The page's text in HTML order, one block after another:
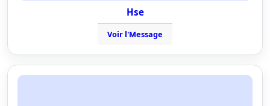
Hse
Voir l'Message